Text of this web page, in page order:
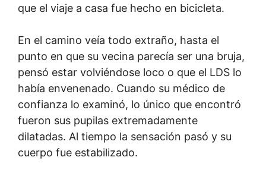
que el viaje a casa fue hecho en bicicleta.
En el camino veía todo extraño, hasta el
punto en que su vecina parecía ser una bruja,
pensó estar volviéndose loco o que el LDS lo
había envenenado. Cuando su médico de
confianza lo examinó, lo único que encontró
fueron sus pupilas extremadamente
dilatadas. Al tiempo la sensación pasó y su
cuerpo fue estabilizado.